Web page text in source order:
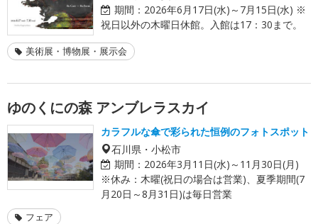
期間： 2026年6月17日(水)～7月15日(水) ※
祝日以外の木曜日休館。入館は17：30まで。
美術展・博物展・展示会
ゆのくにの森 アンブレラスカイ
カラフルな傘で彩られた恒例のフォトスポット
石川県・小松市
期間： 2026年3月11日(水)～11月30日(月)
※休み：木曜(祝日の場合は営業)、夏季期間(7
月20日～8月31日)は毎日営業
フェア